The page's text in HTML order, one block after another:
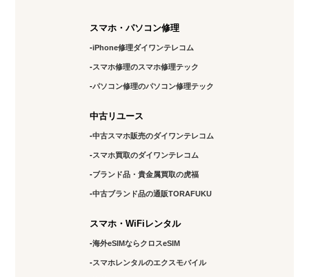
スマホ・パソコン修理
iPhone修理ダイワンテレコム
スマホ修理のスマホ修理テック
パソコン修理のパソコン修理テック
中古リユース
中古スマホ販売のダイワンテレコム
スマホ買取のダイワンテレコム
ブランド品・貴金属買取の虎福
中古ブランド品の通販TORAFUKU
スマホ・WiFiレンタル
海外eSIMならクロスeSIM
スマホレンタルのエクスモバイル